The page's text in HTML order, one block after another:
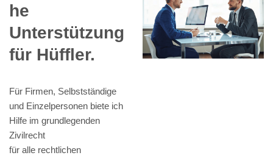
he
Unterstützung
für Hüffler.
Für Firmen, Selbstständige
und Einzelpersonen biete ich
Hilfe im grundlegenden
Zivilrecht
für alle rechtlichen